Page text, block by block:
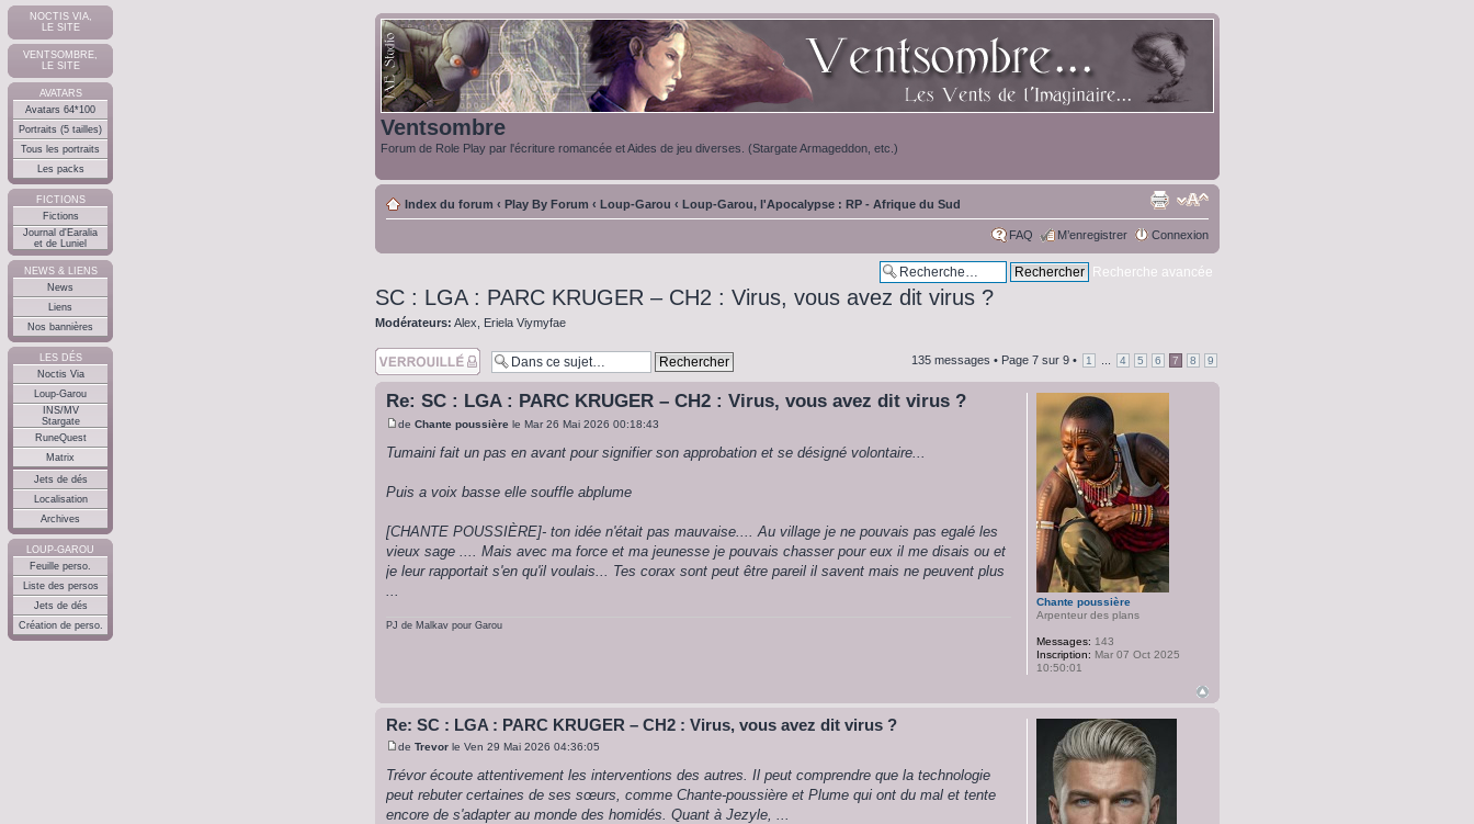
NOCTIS VIA,
LE SITE
VENTSOMBRE,
LE SITE
AVATARS
Avatars 64*100
Portraits (5 tailles)
Tous les portraits
Les packs
FICTIONS
Fictions
Journal d'Earalia
et de Luniel
NEWS & LIENS
News
Liens
Nos bannières
LES DÉS
Noctis Via
Loup-Garou
INS/MV
Stargate
RuneQuest
Matrix
Jets de dés
Localisation
Archives
LOUP-GAROU
Feuille perso.
Liste des persos
Jets de dés
Création de perso.
Ventsombre
Forum de Role Play par l'écriture romancée et Aides de jeu diverses. (Stargate Armageddon, etc.)
Index du forum ‹ Play By Forum ‹ Loup-Garou ‹ Loup-Garou, l'Apocalypse : RP - Afrique du Sud
FAQ M’enregistrer Connexion
Recherche avancée
SC : LGA : PARC KRUGER – CH2 : Virus, vous avez dit virus ?
Modérateurs: Alex Eriela Viymyfae
Sujet verouillé 135 messages • Page 7 sur 9 • 1 4 5 6 7 8 9
Re: SC : LGA : PARC KRUGER – CH2 : Virus, vous avez dit virus ?
de Chante poussière le Mar 26 Mai 2026 00:18:43
Tumaini fait un pas en avant pour signifier son approbation et se désigné volontaire...
Puis a voix basse elle souffle abplume
[CHANTE POUSSIÈRE]- ton idée n'était pas mauvaise.... Au village je ne pouvais pas egalé les
vieux sage .... Mais avec ma force et ma jeunesse je pouvais chasser pour eux il me disais ou et
je leur rapportait s'en qu'il voulais... Tes corax sont peut être pareil il savent mais ne peuvent plus
...
PJ de Malkav pour Garou
Chante poussière
Arpenteur des plans
Messages: 143
Inscription: Mar 07 Oct 2025
10:50:01
Re: SC : LGA : PARC KRUGER – CH2 : Virus, vous avez dit virus ?
de Trevor le Ven 29 Mai 2026 04:36:05
Trévor écoute attentivement les interventions des autres. Il peut comprendre que la technologie
peut rebuter certaines de ses sœurs, comme Chante-poussière et Plume qui ont du mal et tente
encore de s'adapter au monde des homidés. Quant à Jezyle, ...